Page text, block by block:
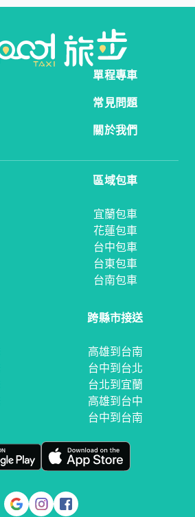
單程專車
常見問題
關於我們
區域包車
宜蘭包車
花蓮包車
台中包車
台東包車
台南包車
跨縣市接送
高雄到台南
台中到台北
台北到宜蘭
高雄到台中
台中到台南